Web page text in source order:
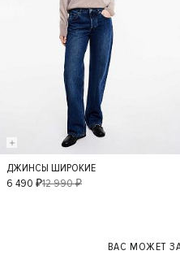
36 34
ДЖИНСЫ ШИРОКИЕ
6 490 ₽12 990 ₽
ВАС МОЖЕТ